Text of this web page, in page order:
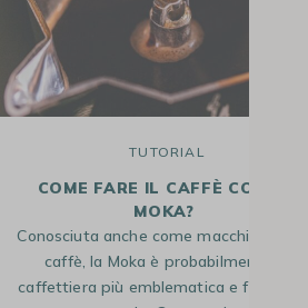
TUTORIAL
COME FARE IL CAFFÈ CON LA
MOKA?
Conosciuta anche come macchinetta del
caffè, la Moka è probabilmente la
caffettiera più emblematica e famosa al